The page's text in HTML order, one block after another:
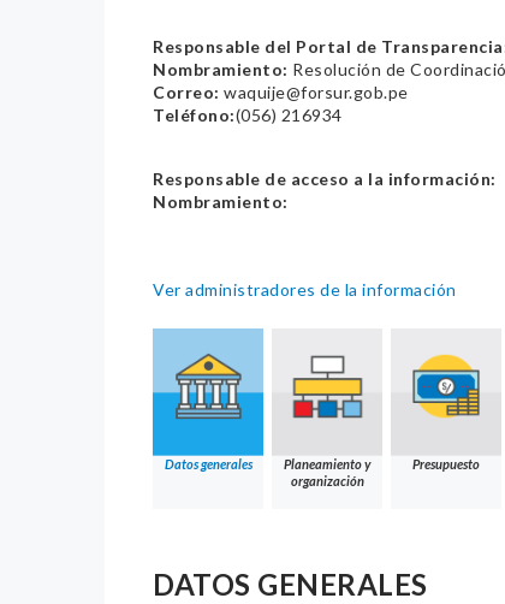
Responsable del Portal de
Nombramiento: Resolución de
Correo: waquije@forsur.gob.pe
Teléfono:(056) 216934
Responsable de acceso a la información:
Nombramiento:
Ver administradores de la información
Datos generales
Planeamiento y
organización
Presupuesto
DATOS GENERALES